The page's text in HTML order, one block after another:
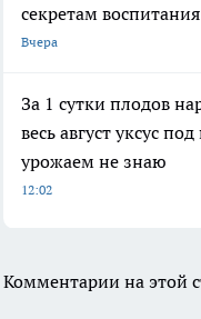
секретам воспитания
Вчера
За 1 сутки плодов
весь август уксус
урожаем не знаю
12:02
Комментарии на этой